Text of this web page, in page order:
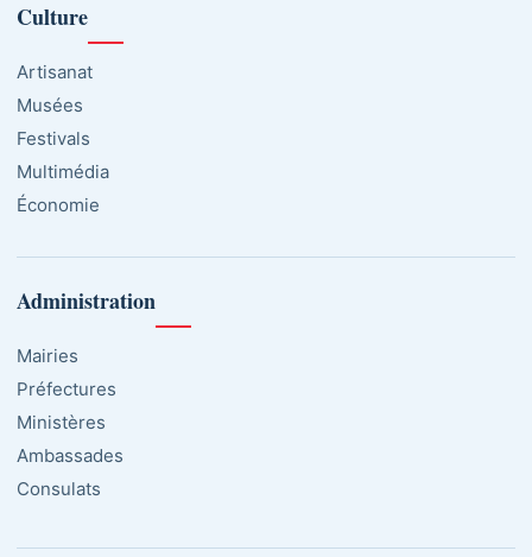
Culture
Artisanat
Musées
Festivals
Multimédia
Économie
Administration
Mairies
Préfectures
Ministères
Ambassades
Consulats